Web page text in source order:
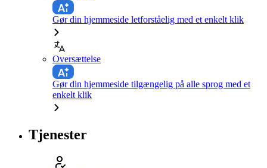
Gør din hjemmeside letforståelig med et enkelt klik
Oversættelse
Gør din hjemmeside tilgængelig på alle sprog med et
enkelt klik
Tjenester